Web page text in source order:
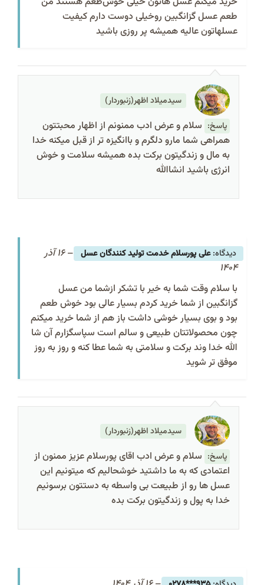
طعم عسل گزانگبین روخیلی دوست دارم کیفیت
عسلهاتون عالیه همیشه پر روزی باشید
سیدمیلاد اظهر(زنبوردار)
پاسخ: سلام و عرض ادب ممنونم از اظهار محبتتون
همراهی شما مارو دلگرم و باانگیزه تر از قبل میکنه خدا
به مال و زندگیتون برکت بده همیشه سلامت و خوش
انرژی باشید انشاالله
علی پورسلام خدمت تولید کنندگان عسل –
16 آذر
1404
با سلام وقت شما به خیر با تشکر ازشما من عسل
گزانگبین از شما خرید کردم بسیار عالی بود خوش طعم
بود و بوی بسیار خوشی داشت باز هم از شما خرید میکنم
چون محصولاتتان طبیعی و سالم است سپاسگزارم آن شا
الله خدا وند برکت و سلامتی به شما عطا کنه و روز به روز
موفق تر شوید
سیدمیلاد اظهر(زنبوردار)
پاسخ: سلام و عرض ادب اقای پورسلام عزیز ممنون از
اعتمادی که به ما داشتید خوشحالیم که میتونیم این
عسل ها رو از طبیعت بی واسطه به دستتون برسونیم
خدا به پول و زندگیتون برکت بده